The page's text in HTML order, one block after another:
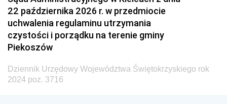
22 października 2026 r. w przedmiocie
uchwalenia regulaminu utrzymania
czystości i porządku na terenie gminy
Piekoszów
Dziennik Urzędowy Województwa Świętokrzyskiego rok
2024 poz. 3716